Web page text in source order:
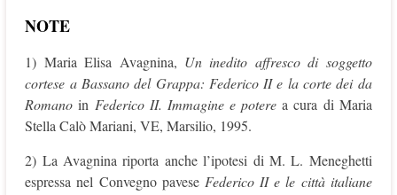
NOTE
1) Maria Elisa Avagnina, Un inedito affresco di soggetto
cortese a Bassano del Grappa: Federico II e la corte dei da
Romano in Federico II. Immagine e potere a cura di Maria
Stella Calò Mariani, VE, Marsilio, 1995.
2) La Avagnina riporta anche l’ipotesi di M. L. Meneghetti
espressa nel Convegno paveseFederico II e le città italiane